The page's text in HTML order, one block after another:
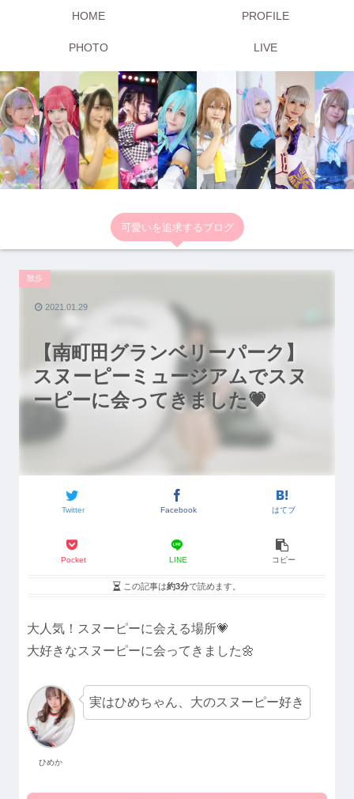
可愛いを追求するブログ
HOME PROFILE
PHOTO LIVE
【南町田グランベリーパーク】
スヌーピーミュージアムでスヌ
ーピーに会ってきました💗
散歩
Twitter Facebook はてブ
Pocket LINE コピー
2021.01.29
この記事は約3分で読めます。
大人気！スヌーピーに会える場所💗
大好きなスヌーピーに会ってきました🌼
ひめか
実はひめちゃん、大のスヌーピー好き